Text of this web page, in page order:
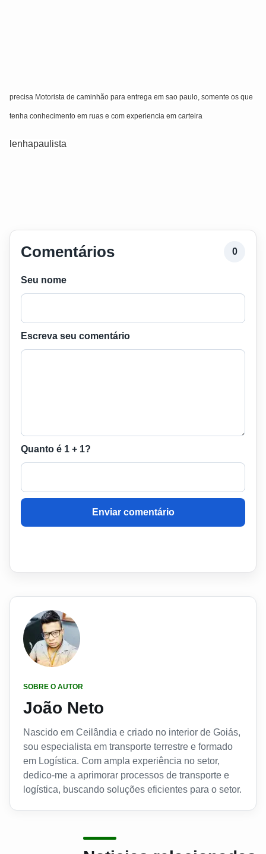
precisa Motorista de caminhão para entrega em sao paulo, somente os que
tenha conhecimento em ruas e com experiencia em carteira
lenhapaulista
Comentários 0
Seu nome
Escreva seu comentário
Quanto é 1 + 1?
Enviar comentário
SOBRE O AUTOR
João Neto
Nascido em Ceilândia e criado no interior de Goiás,
sou especialista em transporte terrestre e formado
em Logística. Com ampla experiência no setor,
dedico-me a aprimorar processos de transporte e
logística, buscando soluções eficientes para o setor.